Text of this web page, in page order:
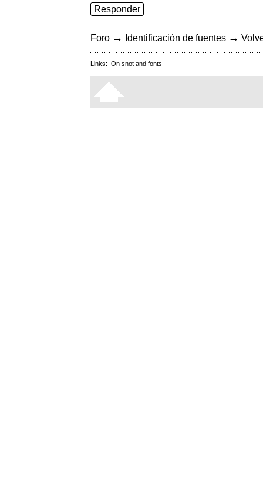
Responder
Foro → Identificación de fuentes →
Links: On snot and fonts